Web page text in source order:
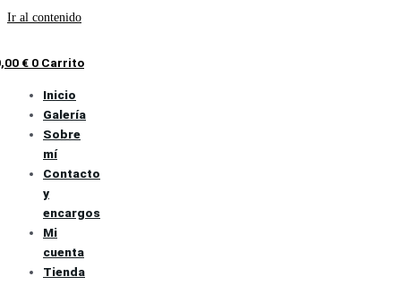
Ir al contenido
€ 0 Carrito
Inicio
Galería
Sobre
mí
Contacto
y
encargos
Mi
cuenta
Tienda